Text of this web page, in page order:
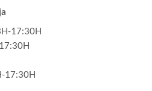
17:30H
17:30H